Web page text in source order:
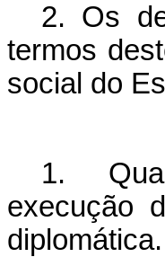
2. Os
termos
social do
1.
execução
diplomática.